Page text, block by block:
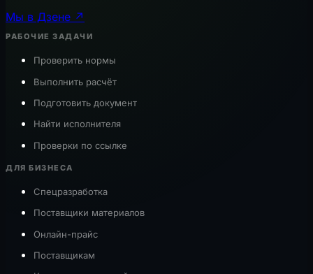
Мы в Дзене ↗
РАБОЧИЕ ЗАДАЧИ
Проверить нормы
Выполнить расчёт
Подготовить документ
Найти исполнителя
Проверки по ссылке
ДЛЯ БИЗНЕСА
Спецразработка
Поставщики материалов
Онлайн-прайс
Поставщикам